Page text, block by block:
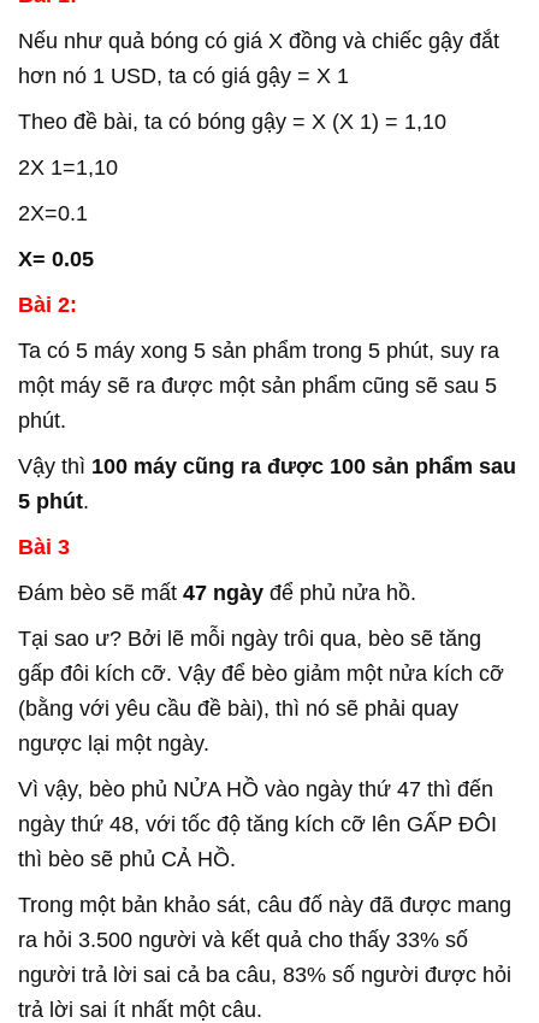
Nếu như quả bóng có giá X đồng và chiếc gậy đắt
hơn nó 1 USD, ta có giá gậy = X 1
Theo đề bài, ta có bóng gậy = X (X 1) = 1,10
2X 1=1,10
2X=0.1
X= 0.05
Bài 2:
Ta có 5 máy xong 5 sản phẩm trong 5 phút, suy ra
một máy sẽ ra được một sản phẩm cũng sẽ sau 5
phút.
Vậy thì 100 máy cũng ra được 100 sản phẩm sau
5 phút.
Bài 3
Đám bèo sẽ mất 47 ngày để phủ nửa hồ.
Tại sao ư? Bởi lẽ mỗi ngày trôi qua, bèo sẽ tăng
gấp đôi kích cỡ. Vậy để bèo giảm một nửa kích cỡ
(bằng với yêu cầu đề bài), thì nó sẽ phải quay
ngược lại một ngày.
Vì vậy, bèo phủ NỬA HỒ vào ngày thứ 47 thì đến
ngày thứ 48, với tốc độ tăng kích cỡ lên GẤP ĐÔI
thì bèo sẽ phủ CẢ HỒ.
Trong một bản khảo sát, câu đố này đã được mang
ra hỏi 3.500 người và kết quả cho thấy 33% số
người trả lời sai cả ba câu, 83% số người được hỏi
trả lời sai ít nhất một câu.